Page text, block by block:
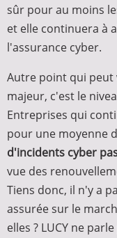
sûr pour au moins
et elle continuera à
l'assurance cyber.
Autre point qui peut
majeur, c'est le
Entreprises qui
pour une moyenne
d'incidents cyber
vue des
Tiens donc, il n'y a
assurée sur le
elles ? LUCY ne